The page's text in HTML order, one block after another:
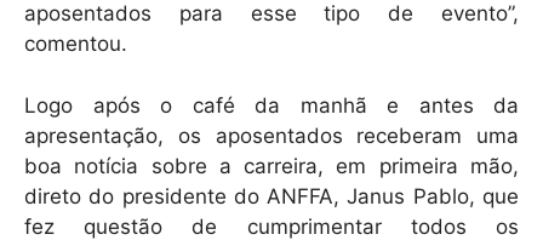
aposentados para esse tipo de evento”,
comentou.
Logo após o café da manhã e antes da
apresentação, os aposentados receberam uma
boa notícia sobre a carreira, em primeira mão,
direto do presidente do ANFFA, Janus Pablo, que
fez questão de cumprimentar todos os